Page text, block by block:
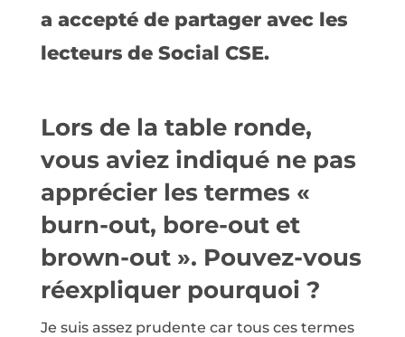
a accepté de partager avec les
lecteurs de Social CSE.
Lors de la table ronde,
vous aviez indiqué ne pas
apprécier les termes «
burn-out, bore-out et
brown-out ». Pouvez-vous
réexpliquer pourquoi ?
Je suis assez prudente car tous ces termes